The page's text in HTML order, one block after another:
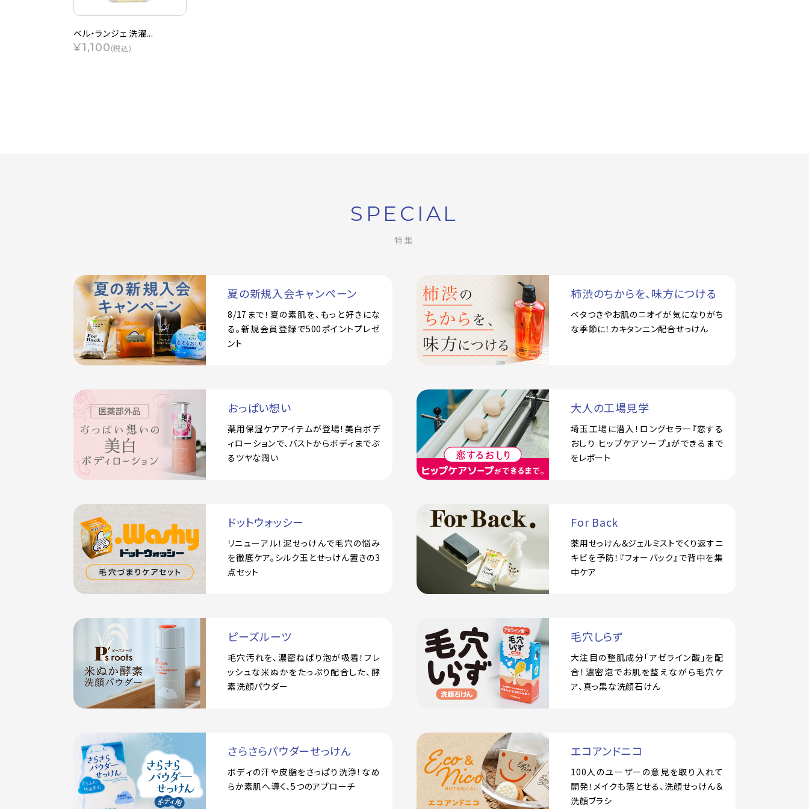
ベル・ランジェ 洗濯...
¥1,100(税込)
SPECIAL
特集
夏の新規入会キャンペーン
8/17まで！夏の素肌を、もっと好きにな
る。新規会員登録で500ポイントプレゼ
ント
柿渋のちからを、味方につける
ベタつきやお肌のニオイが気になりがち
な季節に！カキタンニン配合せっけん
おっぱい想い
薬用保湿ケアアイテムが登場！美白ボデ
ィローションで、バストからボディまでぷ
るツヤな潤い
大人の工場見学
埼玉工場に潜入！ロングセラー『恋する
おしり ヒップケアソープ』ができるまで
をレポート
ドットウォッシー
リニューアル！泥せっけんで毛穴の悩み
を徹底ケア。シルク玉とせっけん置きの3
点セット
For Back
薬用せっけん＆ジェルミストでくり返すニ
キビを予防！『フォーバック』で背中を集
中ケア
ピーズルーツ
毛穴汚れを、濃密ねばり泡が吸着！フレ
ッシュな米ぬかをたっぷり配合した、酵
素洗顔パウダー
毛穴しらず
大注目の整肌成分「アゼライン酸」を配
合！濃密泡でお肌を整えながら毛穴ケ
ア、真っ黒な洗顔石けん
さらさらパウダーせっけん
ボディの汗や皮脂をさっぱり洗浄！なめ
らか素肌へ導く、5つのアプローチ
エコアンドニコ
100人のユーザーの意見を取り入れて
開発！メイクも落とせる、洗顔せっけん＆
洗顔ブラシ